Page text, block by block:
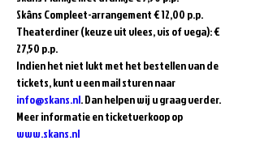
Skâns Compleet-arrangement € 12,00 p.p.
Theaterdiner (keuze uit vlees, vis of vega): €
27,50 p.p.
Indien het niet lukt met het bestellen van de
tickets, kunt u een mail sturen naar
info@skans.nl. Dan helpen wij u graag verder.
Meer informatie en ticketverkoop op
www.skans.nl